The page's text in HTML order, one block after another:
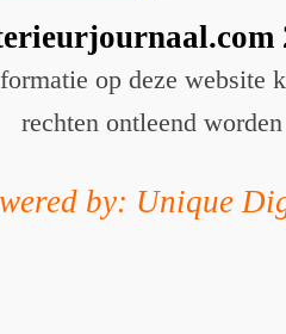
op deze website
rechten ontleend worden
by: Unique